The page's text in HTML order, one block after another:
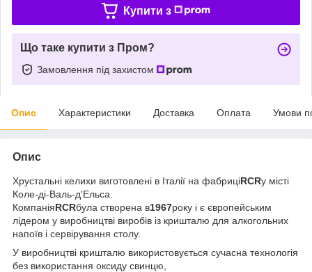
Купити з
Що таке купити з Пром?
Замовлення під захистом
Опис Характеристики Доставка Оплата Умови
Опис
Хрустальні келихи виготовлені в Італії на фабриціRCRу місті
Коле-ді-Валь-д'Ельса.
КомпаніяRCRбула створена в1967року і є європейським
лідером у виробництві виробів із кришталю для алкогольних
напоїв і сервірування столу.
У виробництві кришталю використовується сучасна технологія
без використання оксиду свинцю,